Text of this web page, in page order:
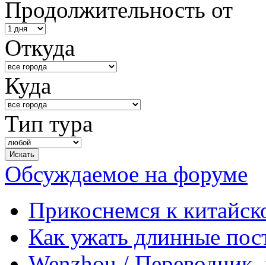
Продолжительность от
Откуда
Куда
Тип тура
Обсуждаемое на форуме
Прикоснемся к
Как ужать длинные